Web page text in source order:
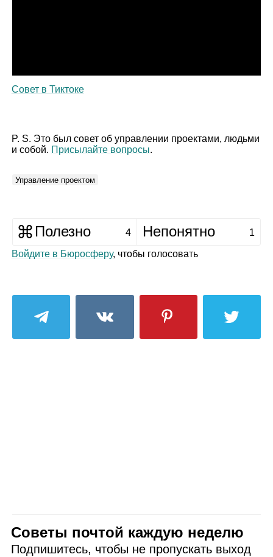
Совет в Тиктоке
P. S. Это был совет об управлении проектами, людьми
и собой. Присылайте вопросы.
Управление проектом
Полезно 4 Непонятно 1
Войдите в Бюросферу, чтобы голосовать
Советы почтой каждую неделю
Подпишитесь, чтобы не пропускать выход